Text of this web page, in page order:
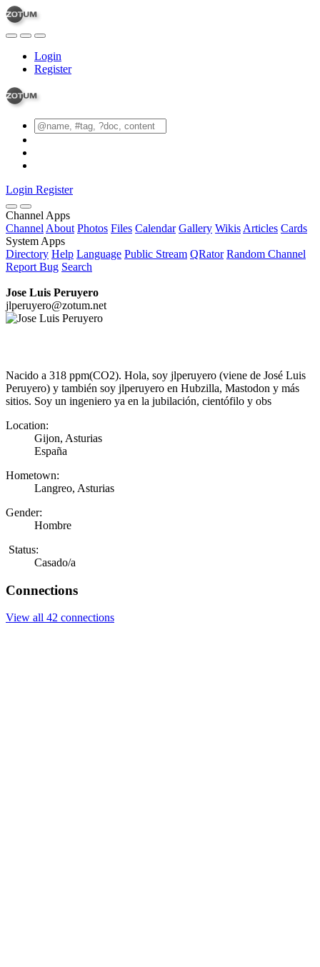
Login
Register
Login Register
Channel Apps
Channel About Photos Files Calendar Gallery Wikis Articles Cards
System Apps
Directory Help Language Public Stream QRator Random Channel
Report Bug Search
Jose Luis Peruyero
jlperuyero@zotum.net
Nacido a 318 ppm(CO2). Hola, soy jlperuyero (viene de José Luis
Peruyero) y también soy jlperuyero en Hubzilla, Mastodon y más
sitios. Soy un ingeniero ya en la jubilación, cientófilo y obs
Location:
Gijon, Asturias
España
Hometown:
Langreo, Asturias
Gender:
Hombre
Status:
Casado/a
Connections
View all 42 connections